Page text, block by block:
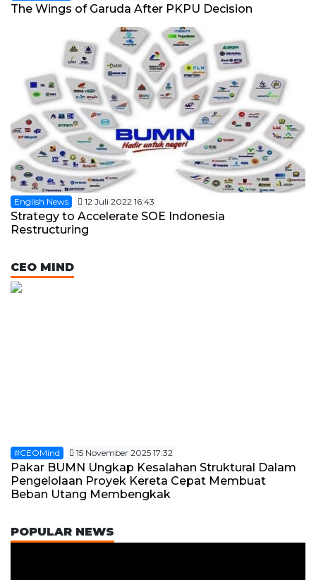
The Wings of Garuda After PKPU Decision
English News 12 Juli 2022 16:43
Strategy to Accelerate SOE Indonesia
Restructuring
CEO MIND
#CEOMind 15 November 2025 17:32
Pakar BUMN Ungkap Kesalahan Struktural Dalam
Pengelolaan Proyek Kereta Cepat Membuat
Beban Utang Membengkak
POPULAR NEWS